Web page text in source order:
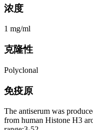
浓度
1 mg/ml
克隆性
Polyclonal
免疫原
The antiserum was
from human Histone H3